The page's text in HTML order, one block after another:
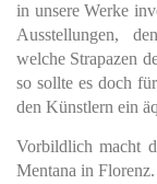
in unsere Werke
Ausstellungen,
welche Strapazen
so sollte es doch
den Künstlern ein
Vorbildlich macht
Mentana in Florenz.